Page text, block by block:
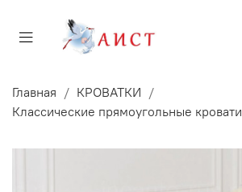
Главная
КРОВАТКИ
Классические прямоугольные кровати